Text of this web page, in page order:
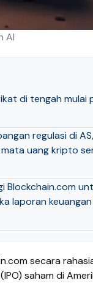
AI
di tengah mulai
regulasi di
mata uang kripto
Blockchain.com
laporan
secara
(IPO) saham di